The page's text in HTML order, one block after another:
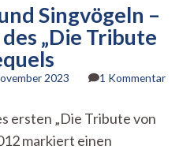
Singvögeln –
„Die Tribute
2023 1 Kommentarzu
ersten „Die Tribute von
markiert einen